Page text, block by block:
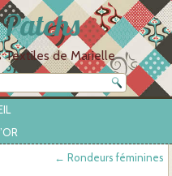
Textiles de Marielle
← Rondeurs féminines